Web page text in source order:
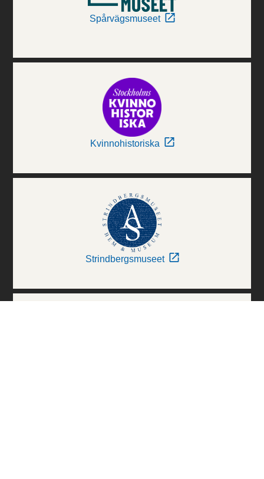
Spårvägsmuseet
Kvinnohistoriska
Strindbergsmuseet